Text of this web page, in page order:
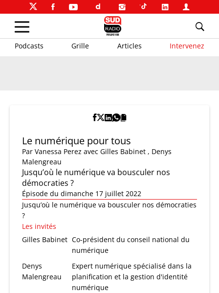
Podcasts Grille Articles Intervenez
Le numérique pour tous
Par Vanessa Perez avec Gilles Babinet , Denys
Malengreau
Jusqu’où le numérique va bousculer nos
démocraties ?
Épisode du dimanche 17 juillet 2022
Jusqu’où le numérique va bousculer nos démocraties
?
Les invités
Gilles Babinet Co-président du conseil national du
numérique
Denys
Malengreau
Expert numérique spécialisé dans la
planification et la gestion d'identité
numérique